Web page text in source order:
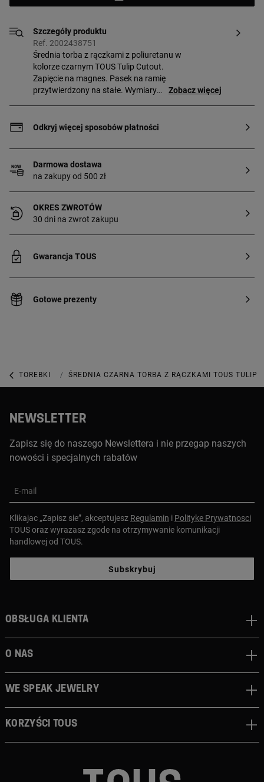
Szczegóły produktu
Ref. 2002438751
Średnia torba z rączkami z poliuretanu w
kolorze czarnym TOUS Tulip Cutout.
Zapięcie na magnes. Pasek na ramię
przytwierdzony na stałe. Wymiary
Zobacz więcej
Odkryj więcej sposobów płatności
Darmowa dostawa
na zakupy od 500 zł
OKRES ZWROTÓW
30 dni na zwrot zakupu
Gwarancja TOUS
Gotowe prezenty
TOREBKI TOREBKI ŚREDNIEJ WIELKOŚCI
ŚREDNIA CZARNA TORBA Z RĄCZKAMI TOUS TULIP
NEWSLETTER
Zapisz się do naszego Newslettera i nie przegap naszych
nowości i specjalnych rabatów
E-mail
Klikajac „Zapisz sie”, akceptujesz Regulamin i Polityke Prywatnosci
TOUS oraz wyrazasz zgode na otrzymywanie komunikacji
handlowej od TOUS.
Subskrybuj
Obsługa klienta
O nas
We speak jewelry
Korzyści TOUS